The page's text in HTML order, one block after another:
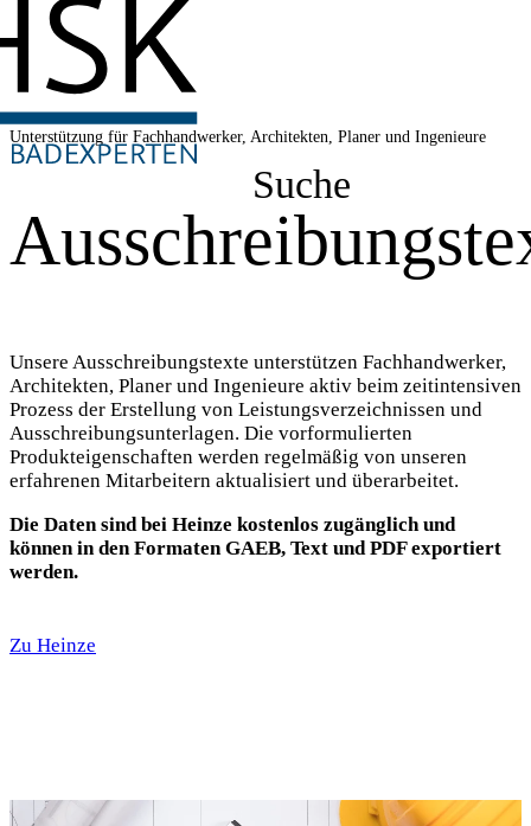
Suche
Unterstützung für Fachhandwerker, Architekten, Planer und Ingenieure
Unsere Ausschreibungstexte unterstützen Fachhandwerker,
Architekten, Planer und Ingenieure aktiv beim zeitintensiven
Prozess der Erstellung von Leistungsverzeichnissen und
Ausschreibungsunterlagen. Die vorformulierten
Produkteigenschaften werden regelmäßig von unseren
erfahrenen Mitarbeitern aktualisiert und überarbeitet.
Die Daten sind bei Heinze kostenlos zugänglich und
können in den Formaten GAEB, Text und PDF exportiert
werden.
Zu Heinze